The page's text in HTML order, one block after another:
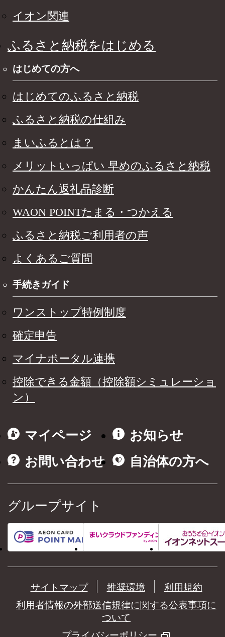
イオン関連
ふるさと納税をはじめる
はじめての方へ
はじめてのふるさと納税
ふるさと納税の仕組み
まいふるとは？
メリットいっぱい 早めのふるさと納税
かんたん返礼品診断
WAON POINTたまる・つかえる
ふるさと納税ご利用者の声
よくあるご質問
手続きガイド
ワンストップ特例制度
確定申告
マイナポータル連携
控除できる金額（控除額シミュレーショ
ン）
マイページ
お知らせ
お問い合わせ
自治体の方へ
グループサイト
サイトマップ 推奨環境
利用規約
利用者情報の外部送信規律に関する公表事項に
ついて